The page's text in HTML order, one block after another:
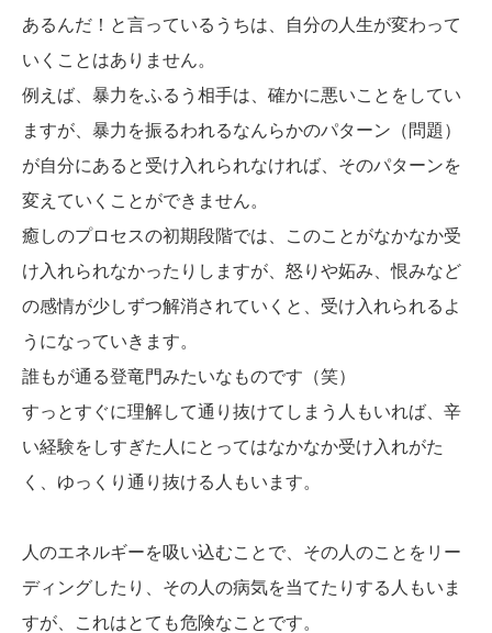
あるんだ！と言っているうちは、自分の人生が変わって
いくことはありません。
例えば、暴力をふるう相手は、確かに悪いことをしてい
ますが、暴力を振るわれるなんらかのパターン（問題）
が自分にあると受け入れられなければ、そのパターンを
変えていくことができません。
癒しのプロセスの初期段階では、このことがなかなか受
け入れられなかったりしますが、怒りや妬み、恨みなど
の感情が少しずつ解消されていくと、受け入れられるよ
うになっていきます。
誰もが通る登竜門みたいなものです（笑）
すっとすぐに理解して通り抜けてしまう人もいれば、辛
い経験をしすぎた人にとってはなかなか受け入れがた
く、ゆっくり通り抜ける人もいます。
人のエネルギーを吸い込むことで、その人のことをリー
ディングしたり、その人の病気を当てたりする人もいま
すが、これはとても危険なことです。